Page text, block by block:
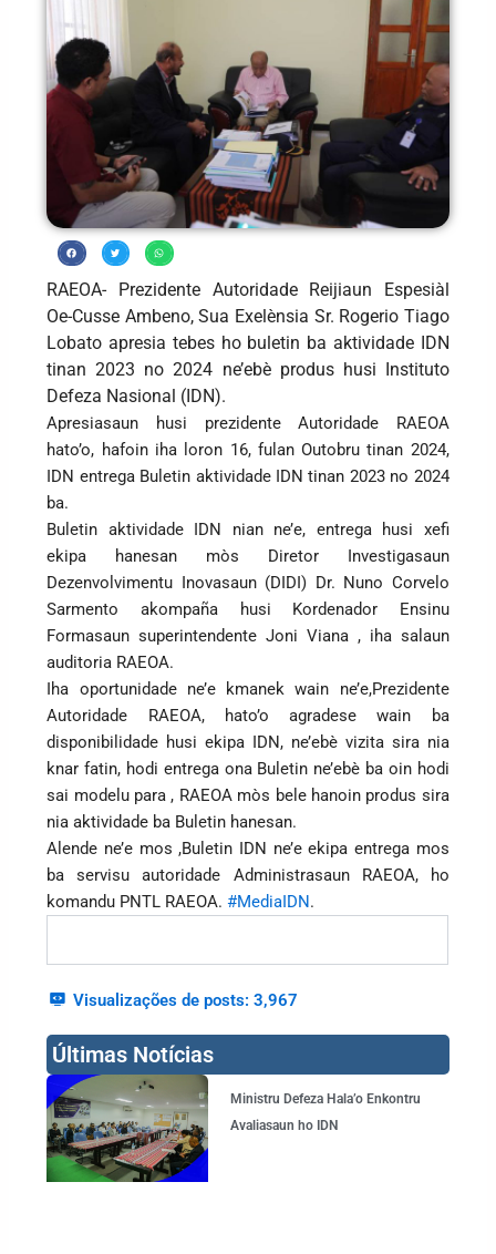
RAEOA- Prezidente Autoridade Reijiaun Espesiàl
Oe-Cusse Ambeno, Sua Exelènsia Sr. Rogerio Tiago
Lobato apresia tebes ho buletin ba aktividade IDN
tinan 2023 no 2024 ne’ebè produs husi Instituto
Defeza Nasional (IDN).
Apresiasaun husi prezidente Autoridade RAEOA
hato’o, hafoin iha loron 16, fulan Outobru tinan 2024,
IDN entrega Buletin aktividade IDN tinan 2023 no 2024
ba.
Buletin aktividade IDN nian ne’e, entrega husi xefi
ekipa hanesan mòs Diretor Investigasaun
Dezenvolvimentu Inovasaun (DIDI) Dr. Nuno Corvelo
Sarmento akompaña husi Kordenador Ensinu
Formasaun superintendente Joni Viana , iha salaun
auditoria RAEOA.
Iha oportunidade ne’e kmanek wain ne’e,Prezidente
Autoridade RAEOA, hato’o agradese wain ba
disponibilidade husi ekipa IDN, ne’ebè vizita sira nia
knar fatin, hodi entrega ona Buletin ne’ebè ba oin hodi
sai modelu para , RAEOA mòs bele hanoin produs sira
nia aktividade ba Buletin hanesan.
Alende ne’e mos ,Buletin IDN ne’e ekipa entrega mos
ba servisu autoridade Administrasaun RAEOA, ho
komandu PNTL RAEOA.#MediaIDN.
Visualizações de posts: 3,967
Últimas Notícias
Ministru Defeza Hala’o Enkontru
Avaliasaun ho IDN
Page